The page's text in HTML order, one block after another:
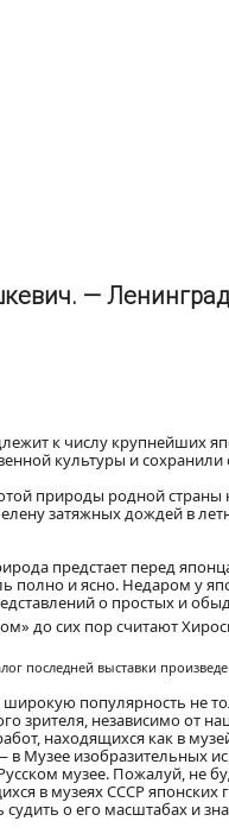
—
к числу крупнейших
культуры и
природы родной
затяжных дождей в
предстает перед
полно и ясно. Недаром у
о простых и
до сих пор считают
последней выставки
популярность не
зрителя, независимо от
находящихся как в
в Музее изобразительных
музее. Пожалуй, не
в музеях СССР
о его масштабах и